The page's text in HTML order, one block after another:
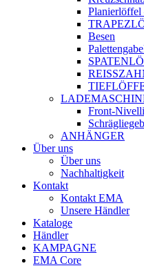
Planierlöffel
Besen
Front-
ANHÄNGER
Über uns
Über uns
Nachhaltigkeit
Kontakt
Kontakt EMA
Unsere Händler
Kataloge
Händler
KAMPAGNE
EMA Core